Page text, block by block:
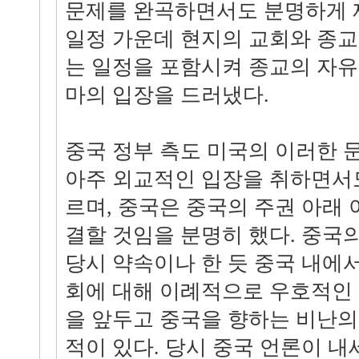
문제를 완곡하면서도 분명하게
일정 가운데 현지의 교회와 종
는 일정을 포함시켜 종교의 자
마의 입장을 드러냈다.
중국 정부 측도 미국의 이러한
아주 외교적인 입장을 취하면
르며, 중국은 중국의 주권 아래
결할 것임을 분명히 했다. 중국
당시 약속이나 한 듯 중국 내에
회에 대해 이례적으로 우호적
을 앞두고 중국을 향하는 비난
적이 있다. 당시 중국 언론이 내